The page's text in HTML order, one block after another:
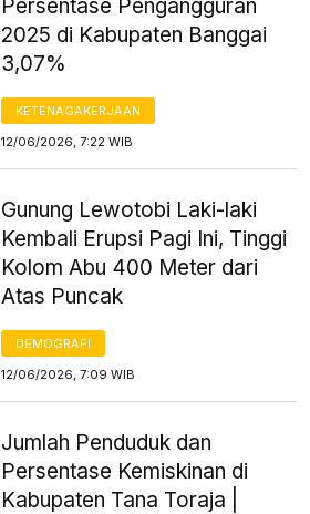
Persentase Pengangguran
2025 di Kabupaten Banggai
3,07%
KETENAGAKERJAAN
12/06/2026, 7:22 WIB
Gunung Lewotobi Laki-laki
Kembali Erupsi Pagi Ini, Tinggi
Kolom Abu 400 Meter dari
Atas Puncak
DEMOGRAFI
12/06/2026, 7:09 WIB
Jumlah Penduduk dan
Persentase Kemiskinan di
Kabupaten Tana Toraja |